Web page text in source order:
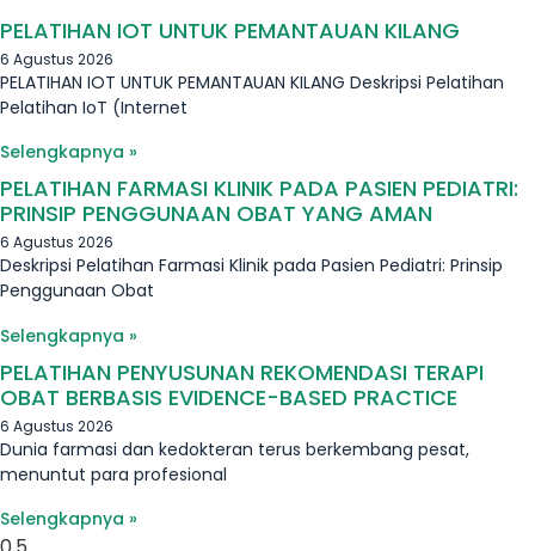
PELATIHAN IOT UNTUK PEMANTAUAN KILANG
6 Agustus 2026
PELATIHAN IOT UNTUK PEMANTAUAN KILANG Deskripsi Pelatihan
Pelatihan IoT (Internet
Selengkapnya »
PELATIHAN FARMASI KLINIK PADA PASIEN PEDIATRI:
PRINSIP PENGGUNAAN OBAT YANG AMAN
6 Agustus 2026
Deskripsi Pelatihan Farmasi Klinik pada Pasien Pediatri: Prinsip
Penggunaan Obat
Selengkapnya »
PELATIHAN PENYUSUNAN REKOMENDASI TERAPI
OBAT BERBASIS EVIDENCE-BASED PRACTICE
6 Agustus 2026
Dunia farmasi dan kedokteran terus berkembang pesat,
menuntut para profesional
Selengkapnya »